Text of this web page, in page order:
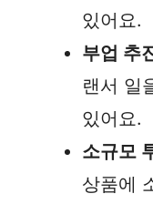
있어요.
부업 추
랜서 일
있어요.
소규모
상품에